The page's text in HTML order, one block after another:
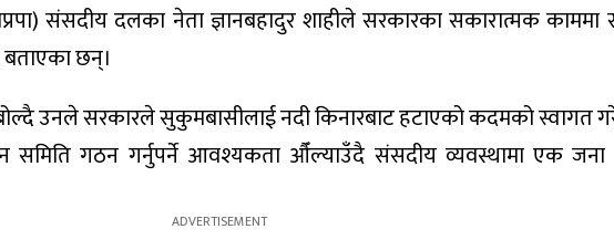
(राप्रपा) संसदीय दलका नेता ज्ञानबहादुर शाहीले सरकारका सकारात्मक
बताएका छन्।
उनले सरकारले सुकुमबासीलाई नदी किनारबाट हटाएको कदमको स्वागत
समिति गठन गर्नुपर्ने आवश्यकता औँल्याउँदै संसदीय व्यवस्थामा एक